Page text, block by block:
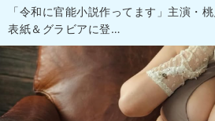
「令和に官能小説作ってます」主演・
表紙＆グラビアに登…